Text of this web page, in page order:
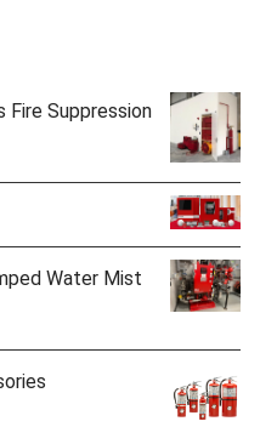
Fire Suppression
Water Mist